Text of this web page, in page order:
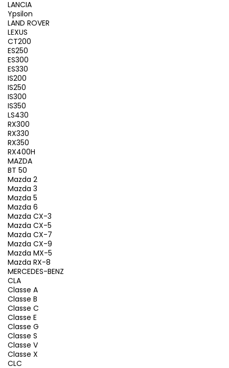
LANCIA
Ypsilon
LAND ROVER
LEXUS
CT200
ES250
ES300
ES330
IS200
IS250
IS300
IS350
LS430
RX300
RX330
RX350
RX400H
MAZDA
BT 50
Mazda 2
Mazda 3
Mazda 5
Mazda 6
Mazda CX-3
Mazda CX-5
Mazda CX-7
Mazda CX-9
Mazda MX-5
Mazda RX-8
MERCEDES-BENZ
CLA
Classe A
Classe B
Classe C
Classe E
Classe G
Classe S
Classe V
Classe X
CLC